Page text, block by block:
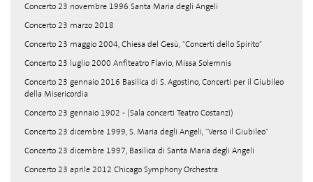
Concerto 23 novembre 1996 Santa Maria degli Angeli
Concerto 23 marzo 2018
Concerto 23 maggio 2004, Chiesa del Gesù, "Concerti dello Spirito"
Concerto 23 luglio 2000 Anfiteatro Flavio, Missa Solemnis
Concerto 23 gennaio 2016 Basilica di S. Agostino, Concerti per il Giubileo
della Misericordia
Concerto 23 gennaio 1902 - (Sala concerti Teatro Costanzi)
Concerto 23 dicembre 1999, S. Maria degli Angeli, "Verso il Giubileo"
Concerto 23 dicembre 1997, Basilica di Santa Maria degli Angeli
Concerto 23 aprile 2012 Chicago Symphony Orchestra